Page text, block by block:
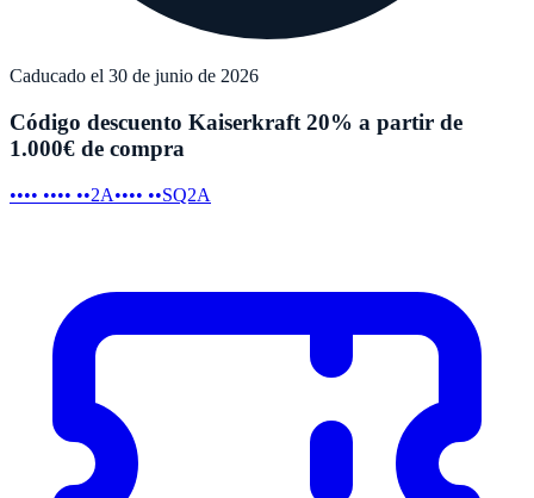
Caducado el 30 de junio de 2026
Código descuento Kaiserkraft 20% a partir de
1.000€ de compra
•••• •••• ••2A•••• ••SQ2A